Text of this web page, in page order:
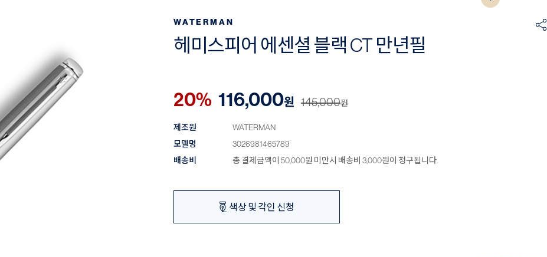
WATERMAN
헤미스피어 에센셜 블랙 CT 만년필
20% 116,000원 145,000원
제조원
WATERMAN
모델명
3026981465789
배송비
총 결제금액이 50,000원 미만시 배송비 3,000원이 청구됩니다.
색상 및 각인 신청